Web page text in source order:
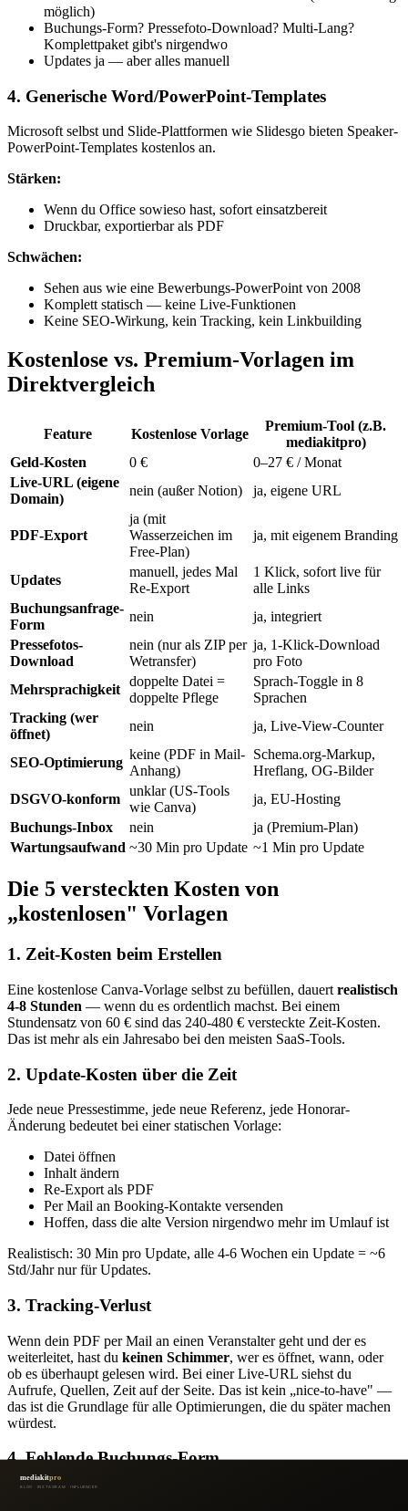
möglich)
Buchungs-Form? Pressefoto-Download? Multi-Lang?
Komplettpaket gibt's nirgendwo
Updates ja — aber alles manuell
4. Generische Word/PowerPoint-Templates
Microsoft selbst und Slide-Plattformen wie Slidesgo bieten Speaker-
PowerPoint-Templates kostenlos an.
Stärken:
Wenn du Office sowieso hast, sofort einsatzbereit
Druckbar, exportierbar als PDF
Schwächen:
Sehen aus wie eine Bewerbungs-PowerPoint von 2008
Komplett statisch — keine Live-Funktionen
Keine SEO-Wirkung, kein Tracking, kein Linkbuilding
Kostenlose vs. Premium-Vorlagen im
Direktvergleich
Feature Kostenlose Vorlage
Premium-Tool (z.B.
mediakitpro)
Geld-Kosten
0 €
0–27 € / Monat
Live-URL (eigene
Domain)
nein (außer Notion) ja, eigene URL
PDF-Export
ja (mit
Wasserzeichen im
Free-Plan)
ja, mit eigenem Branding
Updates
manuell, jedes Mal
Re-Export
1 Klick, sofort live für
alle Links
Buchungsanfrage-
Form
nein
ja, integriert
Pressefotos-
Download
nein (nur als ZIP per
Wetransfer)
ja, 1-Klick-Download
pro Foto
Mehrsprachigkeit
doppelte Datei =
doppelte Pflege
Sprach-Toggle in 8
Sprachen
Tracking (wer
öffnet)
nein ja, Live-View-Counter
SEO-Optimierung
keine (PDF in Mail-
Anhang)
Schema.org-Markup,
Hreflang, OG-Bilder
DSGVO-konform
unklar (US-Tools
wie Canva)
ja, EU-Hosting
Buchungs-Inbox
nein
ja (Premium-Plan)
Wartungsaufwand ~30 Min pro Update ~1 Min pro Update
Die 5 versteckten Kosten von
„kostenlosen" Vorlagen
1. Zeit-Kosten beim Erstellen
Eine kostenlose Canva-Vorlage selbst zu befüllen, dauert realistisch
4-8 Stunden — wenn du es ordentlich machst. Bei einem
Stundensatz von 60 € sind das 240-480 € versteckte Zeit-Kosten.
Das ist mehr als ein Jahresabo bei den meisten SaaS-Tools.
2. Update-Kosten über die Zeit
Jede neue Pressestimme, jede neue Referenz, jede Honorar-
Änderung bedeutet bei einer statischen Vorlage:
Datei öffnen
Inhalt ändern
Re-Export als PDF
Per Mail an Booking-Kontakte versenden
Hoffen, dass die alte Version nirgendwo mehr im Umlauf ist
Realistisch: 30 Min pro Update, alle 4-6 Wochen ein Update = ~6
Std/Jahr nur für Updates.
3. Tracking-Verlust
Wenn dein PDF per Mail an einen Veranstalter geht und der es
weiterleitet, hast du keinen Schimmer, wer es öffnet, wann, oder
ob es überhaupt gelesen wird. Bei einer Live-URL siehst du
Aufrufe, Quellen, Zeit auf der Seite. Das ist kein „nice-to-have" —
das ist die Grundlage für alle Optimierungen, die du später machen
würdest.
4. Fehlende Buchungs-Form
Ein PDF kann keine Anfrage entgegennehmen. Veranstalter müssen